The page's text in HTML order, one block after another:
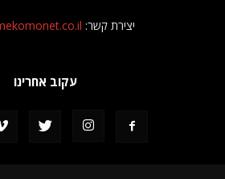
יצירת קשר:
עקוב אחרינו